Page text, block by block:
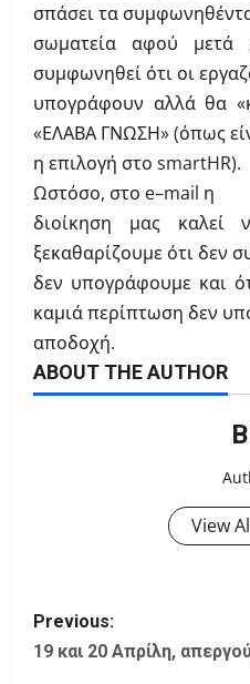
σπάσει τα
σωματεία αφού μετά
συμφωνηθεί ότι οι
υπογράφουν αλλά θα
«ΕΛΑΒΑ ΓΝΩΣΗ» (όπως
η επιλογή στο smartHR).
Ωστόσο, στο e–mail η
διοίκηση μας καλεί
ξεκαθαρίζουμε ότι δεν
δεν υπογράφουμε και
καμιά περίπτωση δεν
αποδοχή.
ABOUT THE AUTHOR
View
P
o
Previous:
19 και 20 Απρίλη,